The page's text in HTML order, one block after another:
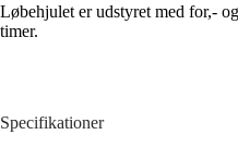
Løbehjulet er udstyret med for,-
timer.
Specifikationer